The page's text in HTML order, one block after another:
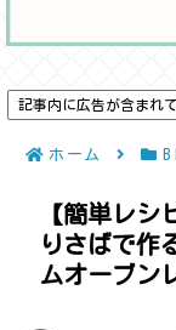
記事内に広告が含まれ
ホーム
【簡単レシ
りさばで作
ムオーブン